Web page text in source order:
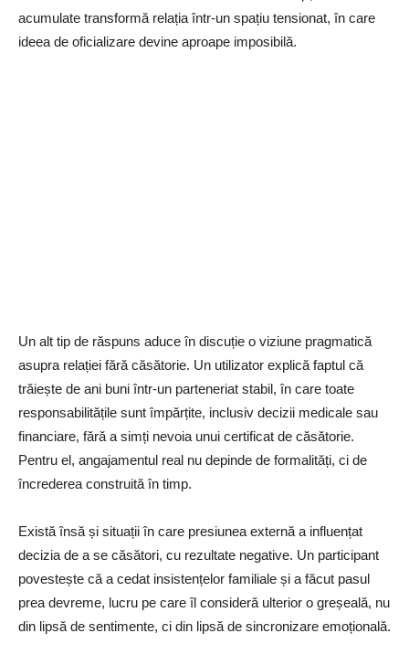
acumulate transformă relația într-un spațiu tensionat, în care
ideea de oficializare devine aproape imposibilă.
Un alt tip de răspuns aduce în discuție o viziune pragmatică
asupra relației fără căsătorie. Un utilizator explică faptul că
trăiește de ani buni într-un parteneriat stabil, în care toate
responsabilitățile sunt împărțite, inclusiv decizii medicale sau
financiare, fără a simți nevoia unui certificat de căsătorie.
Pentru el, angajamentul real nu depinde de formalități, ci de
încrederea construită în timp.
Există însă și situații în care presiunea externă a influențat
decizia de a se căsători, cu rezultate negative. Un participant
povestește că a cedat insistențelor familiale și a făcut pasul
prea devreme, lucru pe care îl consideră ulterior o greșeală, nu
din lipsă de sentimente, ci din lipsă de sincronizare emoțională.